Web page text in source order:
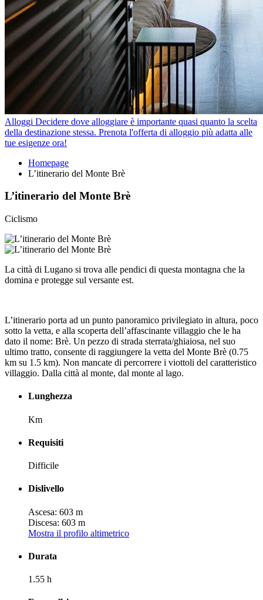
Alloggi Decidere dove alloggiare è importante quasi quanto la scelta
della destinazione stessa. Prenota l'offerta di alloggio più adatta alle
tue esigenze ora!
Homepage
L’itinerario del Monte Brè
L’itinerario del Monte Brè
Ciclismo
La città di Lugano si trova alle pendici di questa montagna che la
domina e protegge sul versante est.
L’itinerario porta ad un punto panoramico privilegiato in altura, poco
sotto la vetta, e alla scoperta dell’affascinante villaggio che le ha
dato il nome: Brè. Un pezzo di strada sterrata/ghiaiosa, nel suo
ultimo tratto, consente di raggiungere la vetta del Monte Brè (0.75
km su 1.5 km). Non mancate di percorrere i viottoli del caratteristico
villaggio. Dalla città al monte, dal monte al lago.
Lunghezza
Km
Requisiti
Difficile
Dislivello
Ascesa: 603 m
Discesa: 603 m
Mostra il profilo altimetrico
Durata
1.55 h